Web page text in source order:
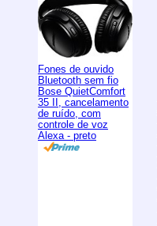
Fones de ouvido
Bluetooth sem fio
Bose QuietComfort
35 II, cancelamento
de ruído, com
controle de voz
Alexa - preto